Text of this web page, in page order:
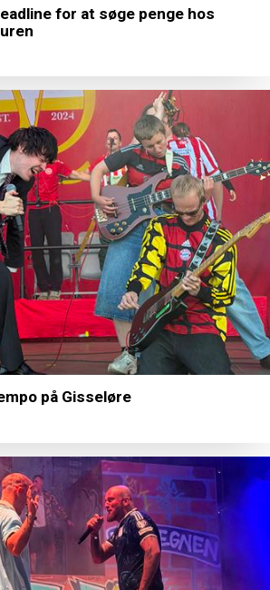
for at søge penge hos
på Gisseløre